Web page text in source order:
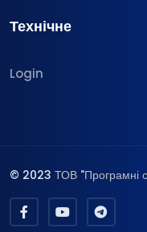
Технічне
Login
© 2023 ТОВ "Програмні